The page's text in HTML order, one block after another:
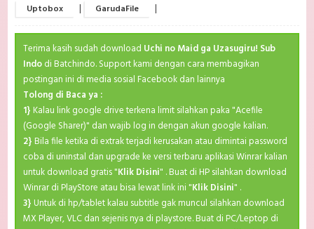
Uptobox | GarudaFile |
Terima kasih sudah download Uchi no Maid ga Uzasugiru! Sub
Indodi Batchindo. Support kami dengan cara membagikan
postingan ini di media sosial Facebook dan lainnya
Tolong di Baca ya :
1} Kalau link google drive terkena limit silahkan paka "Acefile
(Google Sharer)" dan wajib log in dengan akun google kalian.
2} Bila file ketika di extrak terjadi kerusakan atau dimintai password
coba di uninstal dan upgrade ke versi terbaru aplikasi Winrar kalian
untuk download gratis "Klik Disini" . Buat di HP silahkan download
Winrar di PlayStore atau bisa lewat link ini "Klik Disini" .
3} Untuk di hp/tablet kalau subtitle gak muncul silahkan download
MX Player, VLC dan sejenis nya di playstore. Buat di PC/Leptop di